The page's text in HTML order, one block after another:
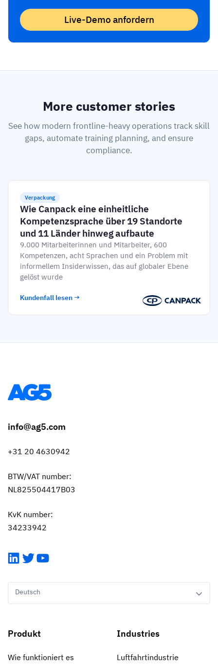
Live-Demo anfordern
More customer stories
See how modern frontline-heavy operations track skill
gaps, automate training planning, and ensure
compliance.
Verpackung
Wie Canpack eine einheitliche
Kompetenzsprache über 19 Standorte
und 11 Länder hinweg aufbaute
9.000 Mitarbeiterinnen und Mitarbeiter, 600
Kompetenzen, acht Sprachen und ein Problem mit
informellem Insiderwissen, das auf globaler Ebene
gelöst wurde
Kundenfall lesen →
info@ag5.com
+31 20 4630942
BTW/VAT number:
NL825504417B03
KvK number:
34233942
LinkedIn
TwitterYouTube
Deutsch
Produkt
Wie funktioniert es
Industries
Luftfahrtindustrie